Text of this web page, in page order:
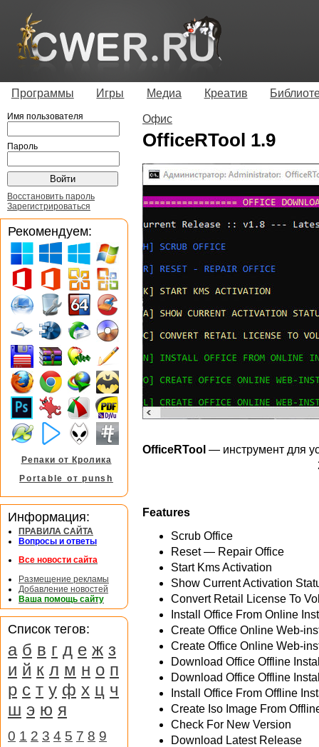
Программы Игры Медиа Креатив
Офис
OfficeRTool 1.9
OfficeRTool — инструмент для
Features
Scrub Office
Reset — Repair Office
Start Kms Activation
Show Current Activation
Convert Retail License To
Install Office From Online
Create Office Online Web-
Create Office Online Web-
Download Office Offline
Download Office Offline
Install Office From Offline
Create Iso Image From
Check For New Version
Download Latest Release
Имя пользователя
Пароль
Восстановить пароль
Зарегистрироваться
Рекомендуем:
Репаки от Кролика
Portable от punsh
Информация:
ПРАВИЛА САЙТА
Вопросы и ответы
Все новости сайта
Размещение рекламы
Добавление новостей
Ваша помощь сайту
Список тегов:
а б в г д е ж з
и й к л м н о п
р с т у ф х ц ч
ш э ю я
0 1 2 3 4 5 7 8 9